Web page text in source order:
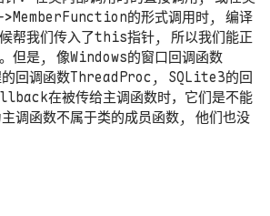
的形式调用时, 编译
候帮我们传入了this指针, 所以我们能正
但是, 像Windows的窗口回调函数
回调函数ThreadProc, SQLite3的回
在被传给主调函数时，它们是不能
调函数不属于类的成员函数, 他们也没